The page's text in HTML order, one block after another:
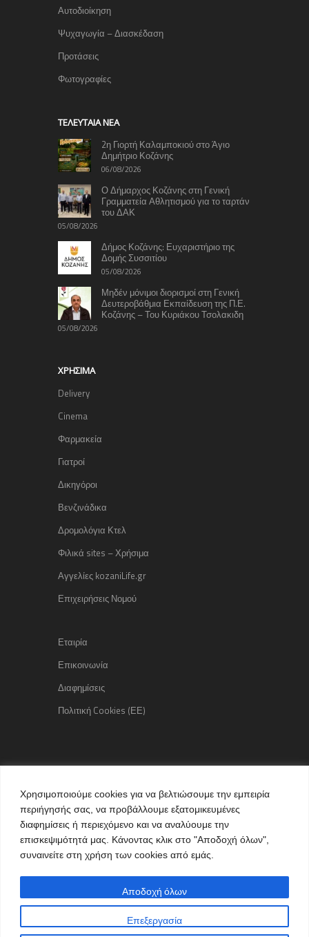
Χρησιμοποιούμε cookies για να βελτιώσουμε την εμπειρία
περιήγησής σας, να προβάλλουμε εξατομικευμένες
διαφημίσεις ή περιεχόμενο και να αναλύουμε την
επισκεψιμότητά μας. Κάνοντας κλικ στο "Αποδοχή όλων",
συναινείτε στη χρήση των cookies από εμάς.
Επεξεργασία
Αποδοχή όλων
Αυτοδιοίκηση
Ψυχαγωγία – Διασκέδαση
Προτάσεις
Φωτογραφίες
TΕΛΕΥΤΑΊΑ ΝΈΑ
2η Γιορτή Καλαμποκιού στο Άγιο
Δημήτριο Κοζάνης
06/08/2026
Ο Δήμαρχος Κοζάνης στη Γενική
Γραμματεία Αθλητισμού για το ταρτάν
του ΔΑΚ
05/08/2026
Δήμος Κοζάνης: Ευχαριστήριο της
Δομής Συσσιτίου
05/08/2026
Μηδέν μόνιμοι διορισμοί στη Γενική
Δευτεροβάθμια Εκπαίδευση της Π.Ε.
Κοζάνης – Του Κυριάκου Τσολακιδη
05/08/2026
ΧΡΉΣΙΜΑ
Delivery
Cinema
Φαρμακεία
Γιατροί
Δικηγόροι
Βενζινάδικα
Δρομολόγια Κτελ
Φιλικά sites – Χρήσιμα
Αγγελίες kozaniLife.gr
Επιχειρήσεις Νομού
Εταιρία
Επικοινωνία
Διαφημίσεις
Πολιτική Cookies (ΕΕ)
Copyright © 2015 kozaniLife.gr
All Rights reserved
Internet Services & Advertisement
by kozaniLife.gr